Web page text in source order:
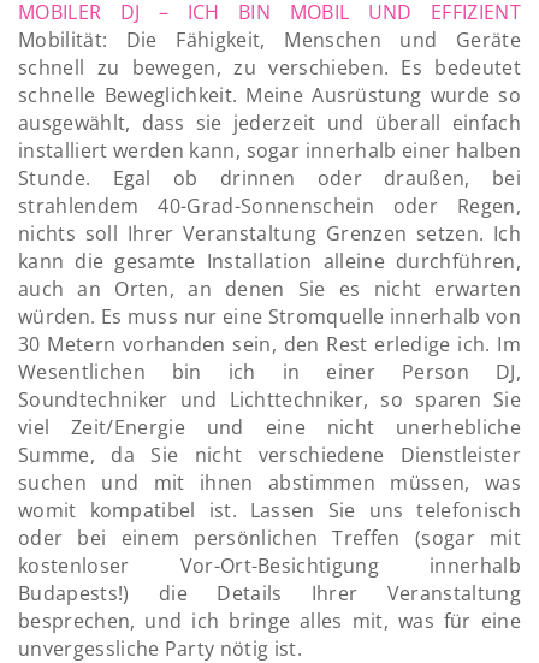
MOBILER DJ – ICH BIN MOBIL UND EFFIZIENT
Mobilität: Die Fähigkeit, Menschen und Geräte
schnell zu bewegen, zu verschieben. Es bedeutet
schnelle Beweglichkeit. Meine Ausrüstung wurde so
ausgewählt, dass sie jederzeit und überall einfach
installiert werden kann, sogar innerhalb einer halben
Stunde. Egal ob drinnen oder draußen, bei
strahlendem 40-Grad-Sonnenschein oder Regen,
nichts soll Ihrer Veranstaltung Grenzen setzen. Ich
kann die gesamte Installation alleine durchführen,
auch an Orten, an denen Sie es nicht erwarten
würden. Es muss nur eine Stromquelle innerhalb von
30 Metern vorhanden sein, den Rest erledige ich. Im
Wesentlichen bin ich in einer Person DJ,
Soundtechniker und Lichttechniker, so sparen Sie
viel Zeit/Energie und eine nicht unerhebliche
Summe, da Sie nicht verschiedene Dienstleister
suchen und mit ihnen abstimmen müssen, was
womit kompatibel ist. Lassen Sie uns telefonisch
oder bei einem persönlichen Treffen (sogar mit
kostenloser Vor-Ort-Besichtigung innerhalb
Budapests!) die Details Ihrer Veranstaltung
besprechen, und ich bringe alles mit, was für eine
unvergessliche Party nötig ist.